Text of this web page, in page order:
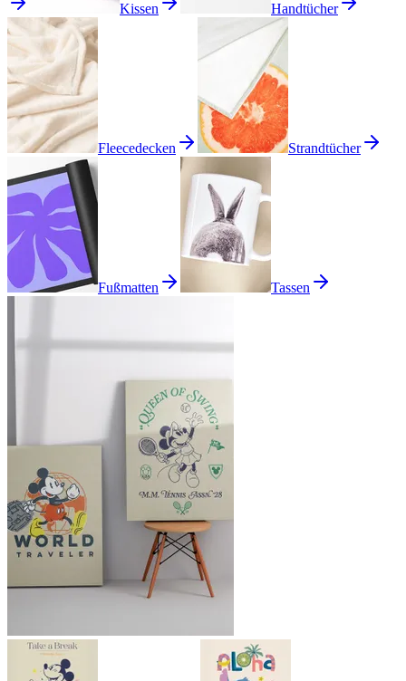
Kissen Handtücher
Fleecedecken Strandtücher
Fußmatten Tassen